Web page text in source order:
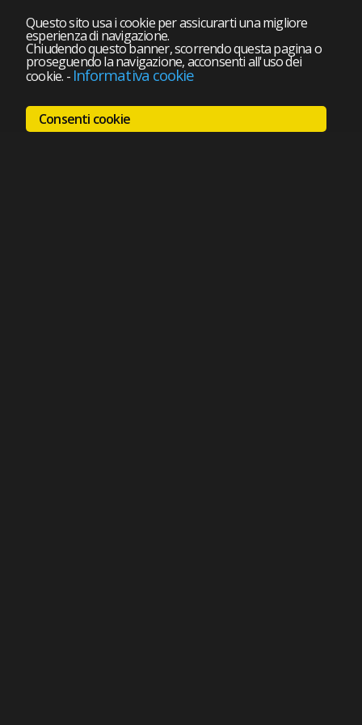
Questo sito usa i cookie per assicurarti una migliore
esperienza di navigazione.
Chiudendo questo banner, scorrendo questa pagina o
proseguendo la navigazione, acconsenti all'uso dei
cookie. - Informativa cookie
Consenti cookie